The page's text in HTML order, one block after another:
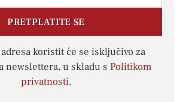
PRETPLATITE SE
koristit će se isključivo za
newslettera, u skladu s Politikom
privatnosti.